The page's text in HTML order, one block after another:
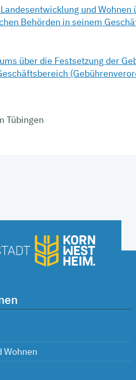
und
Behörden in seinem
über die Festsetzung der
Tübingen
Wohnen